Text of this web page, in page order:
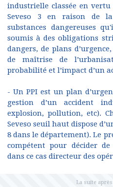
industrielle classée en
Seveso 3 en raison de
substances dangereuses
soumis à des obligations
dangers, de plans
de maîtrise de
probabilité et l’impact d’un
- Un PPI est un plan
gestion d’un accident
explosion, pollution, etc).
Seveso seuil haut dispose
8 dans le département). Le
compétent pour décider
dans ce cas directeur des